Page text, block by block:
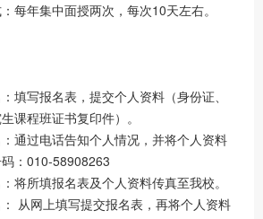
年集中面授两次，每次10天左右。
写报名表，提交个人资料（身份证、
课程班证书复印件）。
过电话告知个人情况，并将个人资料
：010-58908263
所填报名表及个人资料传真至我校。
从网上填写提交报名表，再将个人资料